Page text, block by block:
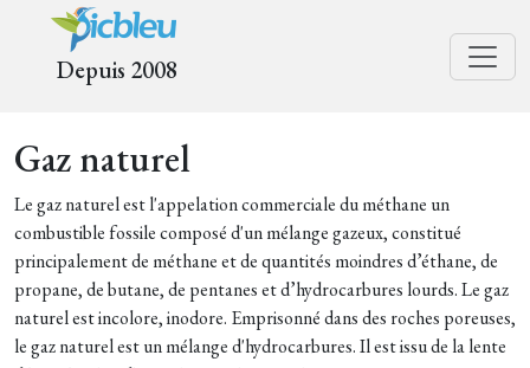
Depuis 2008
Gaz naturel
Le gaz naturel est l'appelation commerciale du méthane un
combustible fossile composé d'un mélange gazeux, constitué
principalement de méthane et de quantités moindres d’éthane, de
propane, de butane, de pentanes et d’hydrocarbures lourds. Le gaz
naturel est incolore, inodore. Emprisonné dans des roches poreuses,
le gaz naturel est un mélange d'hydrocarbures. Il est issu de la lente